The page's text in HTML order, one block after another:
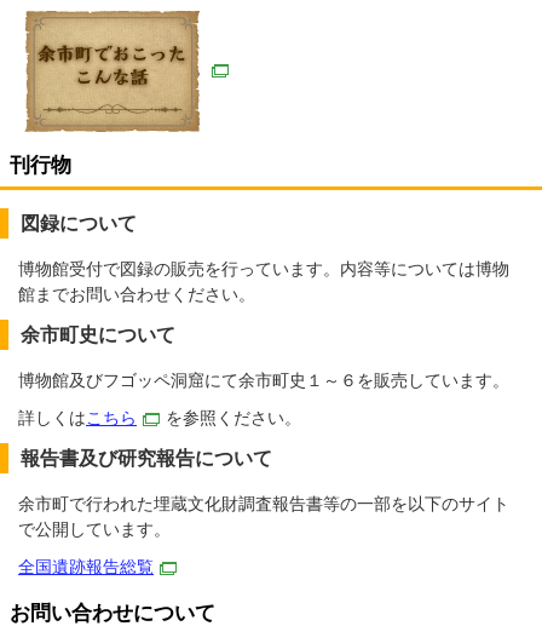
刊行物
図録について
博物館受付で図録の販売を行っています。内容等については博物
館までお問い合わせください。
余市町史について
博物館及びフゴッペ洞窟にて余市町史１～６を販売しています。
詳しくはこちら を参照ください。
報告書及び研究報告について
余市町で行われた埋蔵文化財調査報告書等の一部を以下のサイト
で公開しています。
全国遺跡報告総覧
お問い合わせについて